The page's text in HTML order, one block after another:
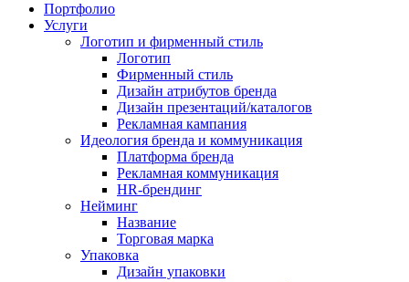
Портфолио
Услуги
Логотип и фирменный стиль
Логотип
Фирменный стиль
Дизайн атрибутов бренда
Дизайн презентаций/каталогов
Рекламная кампания
Идеология бренда и коммуникация
Платформа бренда
Рекламная коммуникация
HR-брендинг
Нейминг
Название
Торговая марка
Упаковка
Дизайн упаковки